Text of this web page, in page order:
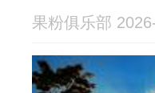
果粉俱乐部